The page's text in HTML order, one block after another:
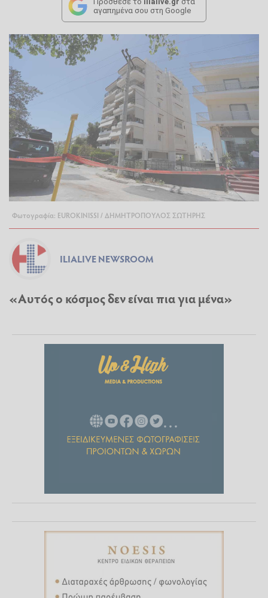
αγαπημένα σου στη Google
Φωτογραφία: EUROKINISSI / ΔΗΜΗΤΡΟΠΟΥΛΟΣ ΣΩΤΗΡΗΣ
ILIALIVE NEWSROOM
«Αυτός ο κόσμος δεν είναι πια για μένα»